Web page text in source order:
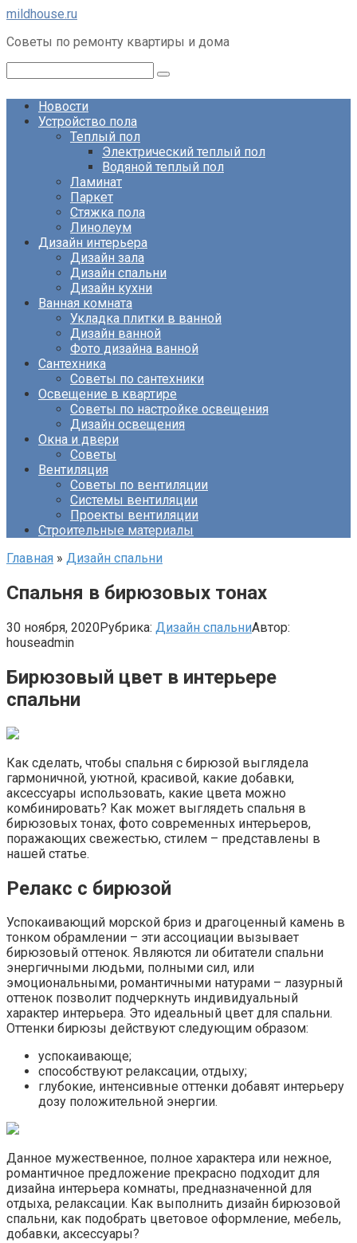
Перейти
контенту
mildhouse.ru
Советы по ремонту квартиры и дома
Новости
Устройство пола
Теплый пол
Электрический теплый пол
Водяной теплый пол
Ламинат
Паркет
Стяжка пола
Линолеум
Дизайн интерьера
Дизайн зала
Дизайн спальни
Дизайн кухни
Ванная комната
Укладка плитки в ванной
Дизайн ванной
Фото дизайна ванной
Сантехника
Советы по сантехники
Освещение в квартире
Советы по настройке освещения
Дизайн освещения
Окна и двери
Советы
Вентиляция
Советы по вентиляции
Системы вентиляции
Проекты вентиляции
Строительные материалы
Главная » Дизайн спальни
Спальня в бирюзовых тонах
30 ноября, 2020Рубрика: Дизайн спальниАвтор:
houseadmin
Бирюзовый цвет в интерьере
спальни
Как сделать, чтобы спальня с бирюзой выглядела
гармоничной, уютной, красивой, какие добавки,
аксессуары использовать, какие цвета можно
комбинировать? Как может выглядеть спальня в
бирюзовых тонах, фото современных интерьеров,
поражающих свежестью, стилем – представлены в
нашей статье.
Релакс с бирюзой
Успокаивающий морской бриз и драгоценный камень в
тонком обрамлении – эти ассоциации вызывает
бирюзовый оттенок. Являются ли обитатели спальни
энергичными людьми, полными сил, или
эмоциональными, романтичными натурами – лазурный
оттенок позволит подчеркнуть индивидуальный
характер интерьера. Это идеальный цвет для спальни.
Оттенки бирюзы действуют следующим образом:
успокаивающе;
способствуют релаксации, отдыху;
глубокие, интенсивные оттенки добавят интерьеру
дозу положительной энергии.
Данное мужественное, полное характера или нежное,
романтичное предложение прекрасно подходит для
дизайна интерьера комнаты, предназначенной для
отдыха, релаксации. Как выполнить дизайн бирюзовой
спальни, как подобрать цветовое оформление, мебель,
добавки, аксессуары?